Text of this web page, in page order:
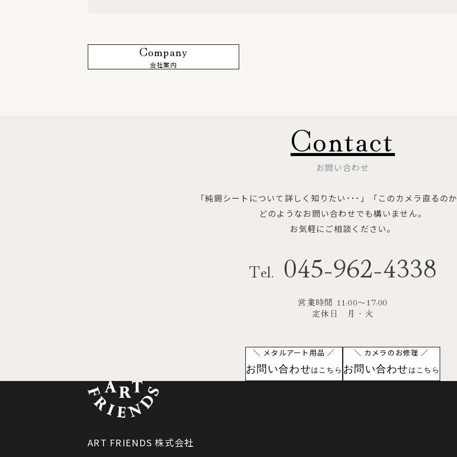
Company
会社案内
Contact
お問い合わせ
「純錫シートについて詳しく知りたい･･･」
「このカメラ直るのか
どのようなお問い合わせでも構いません。
お気軽にご相談ください。
Tel. 045-962-4338
営業時間 11:00〜17:00
定休日 月・火
＼ メタルアート用品 ／
お問い合わせはこちら
＼ カメラのお修理 ／
お問い合わせ はこちら
ART FRIENDS 株式会社